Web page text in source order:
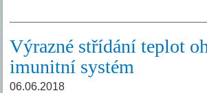
Výrazné střídání teplot
imunitní systém
06.06.2018